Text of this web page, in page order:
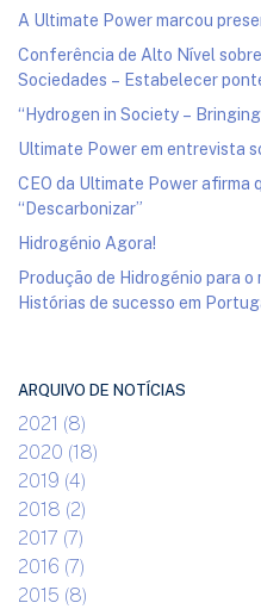
A Ultimate Power marcou
Conferência de Alto Nível
Sociedades – Estabelecer
“Hydrogen in Society – Bringing
Ultimate Power em entrevista
CEO da Ultimate Power afirma
“Descarbonizar”
Hidrogénio Agora!
Produção de Hidrogénio para
Histórias de sucesso em
ARQUIVO DE NOTÍCIAS
2021 (8)
2020 (18)
2019 (4)
2018 (2)
2017 (7)
2016 (7)
2015 (8)